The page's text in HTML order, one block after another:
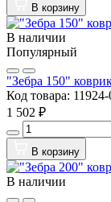
В корзину
В наличии
Популярный
"Зебра 150"
Код товара:
1 502 ₽
В корзину
В наличии